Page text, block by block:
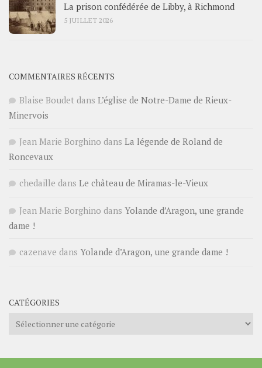
La prison confédérée de Libby, à Richmond
5 JUILLET 2026
COMMENTAIRES RÉCENTS
Blaise Boudet dans L’église de Notre-Dame de Rieux-
Minervois
Jean Marie Borghino dans La légende de Roland de
Roncevaux
chedaille dans Le château de Miramas-le-Vieux
Jean Marie Borghino dans Yolande d’Aragon, une grande
dame !
cazenave dans Yolande d’Aragon, une grande dame !
CATÉGORIES
Catégories